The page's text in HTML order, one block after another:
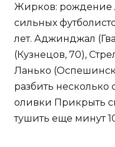
Жирков: рождение
сильных
лет. Аджинджал
(Кузнецов, 70),
Ланько
разбить
оливки Прикрыть
тушить еще минут